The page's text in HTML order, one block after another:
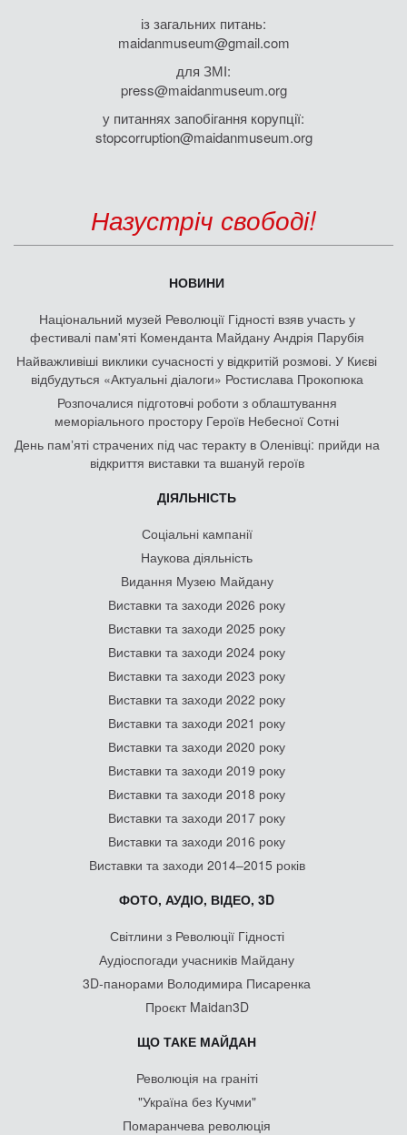
із загальних питань:
maidanmuseum@gmail.com
для ЗМІ:
press@maidanmuseum.org
у питаннях запобігання корупції:
stopcorruption@maidanmuseum.org
Назустріч свободі!
НОВИНИ
Національний музей Революції Гідності взяв участь у
фестивалі пам'яті Коменданта Майдану Андрія Парубія
Найважливіші виклики сучасності у відкритій розмові. У Києві
відбудуться «Актуальні діалоги» Ростислава Прокопюка
Розпочалися підготовчі роботи з облаштування
меморіального простору Героїв Небесної Сотні
День памʼяті страчених під час теракту в Оленівці: прийди на
відкриття виставки та вшануй героїв
ДІЯЛЬНІСТЬ
Соціальні кампанії
Наукова діяльність
Видання Музею Майдану
Виставки та заходи 2026 року
Виставки та заходи 2025 року
Виставки та заходи 2024 року
Виставки та заходи 2023 року
Виставки та заходи 2022 року
Виставки та заходи 2021 року
Виставки та заходи 2020 року
Виставки та заходи 2019 року
Виставки та заходи 2018 року
Виставки та заходи 2017 року
Виставки та заходи 2016 року
Виставки та заходи 2014–2015 років
ФОТО, АУДІО, ВІДЕО, 3D
Світлини з Революції Гідності
Аудіоспогади учасників Майдану
3D-панорами Володимира Писаренка
Проєкт Maidan3D
ЩО ТАКЕ МАЙДАН
Революція на граніті
"Україна без Кучми"
Помаранчева революція